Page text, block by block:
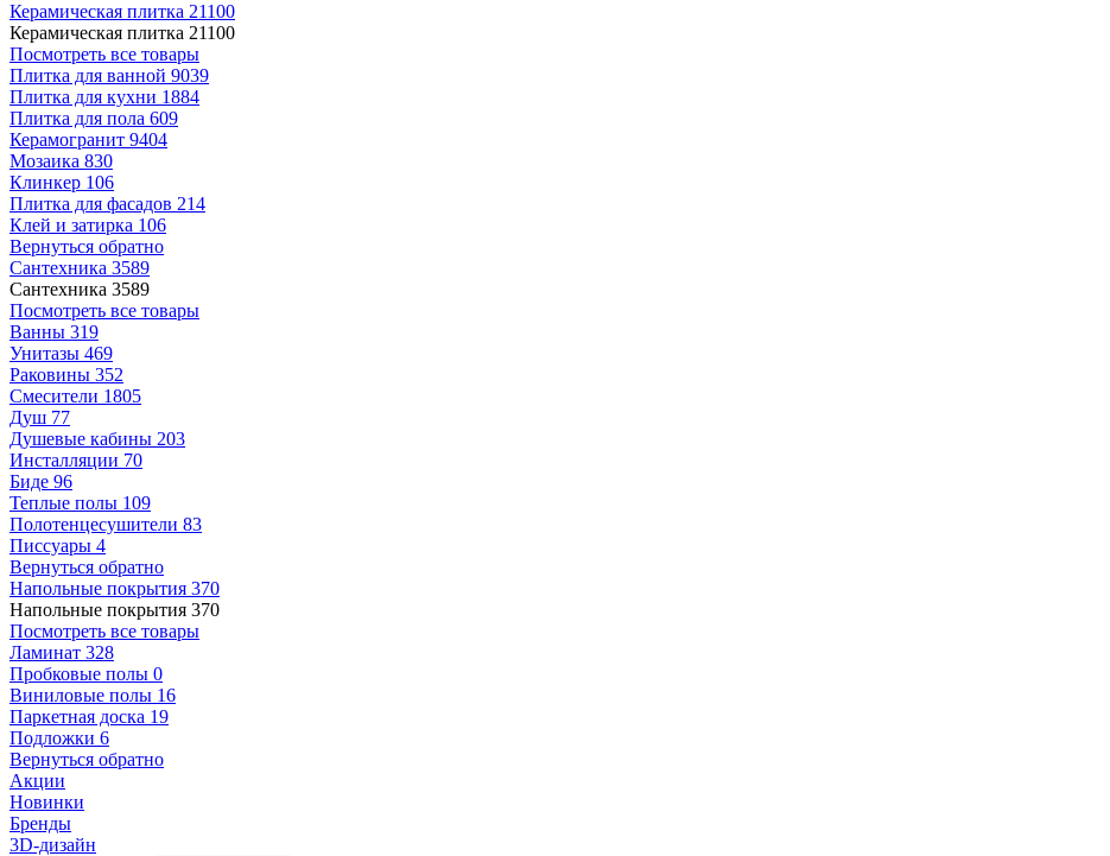
Керамическая плитка 21100
Керамическая плитка 21100
Посмотреть все товары
Плитка для ванной 9039
Плитка для кухни 1884
Плитка для пола 609
Керамогранит 9404
Мозаика 830
Клинкер 106
Плитка для фасадов 214
Клей и затирка 106
Вернуться обратно
Сантехника 3589
Сантехника 3589
Посмотреть все товары
Ванны 319
Унитазы 469
Раковины 352
Смесители 1805
Душ 77
Душевые кабины 203
Инсталляции 70
Биде 96
Теплые полы 109
Полотенцесушители 83
Писсуары 4
Вернуться обратно
Напольные покрытия 370
Напольные покрытия 370
Посмотреть все товары
Ламинат 328
Пробковые полы 0
Виниловые полы 16
Паркетная доска 19
Подложки 6
Вернуться обратно
Акции
Новинки
Бренды
3D-дизайн